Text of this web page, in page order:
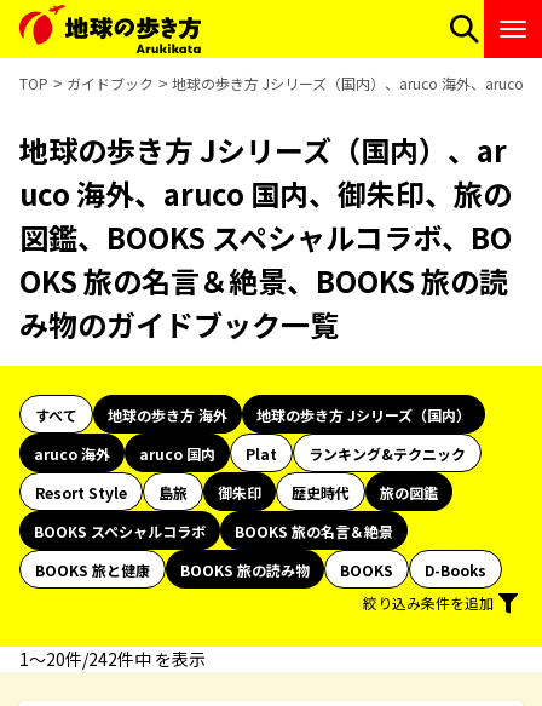
TOP ガイドブック 地球の歩き方 Jシリーズ（国内）、aruco 海外、aruco
地球の歩き方 Jシリーズ（国内）、ar
uco 海外、aruco 国内、御朱印、旅の
図鑑、BOOKS スペシャルコラボ、BO
OKS 旅の名言＆絶景、BOOKS 旅の読
み物のガイドブック一覧
すべて 地球の歩き方 海外
地球の歩き方 Jシリーズ（国内）
aruco 海外
aruco 国内 Plat
ランキング&テクニック
Resort Style
島旅 御朱印 歴史時代
旅の図鑑
BOOKS スペシャルコラボ
BOOKS 旅の名言＆絶景
BOOKS 旅と健康
BOOKS 旅の読み物 BOOKS
D-Books
絞り込み条件を追加
1〜20件/242件中 を表示